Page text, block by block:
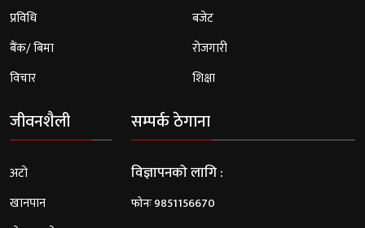
प्रविधि
बैंक/ बिमा
विचार
बजेट
रोजगारी
शिक्षा
जीवनशैली
अटो
खानपान
सम्पर्क ठेगाना
विज्ञापनको लागि :
फोनः 9851156670